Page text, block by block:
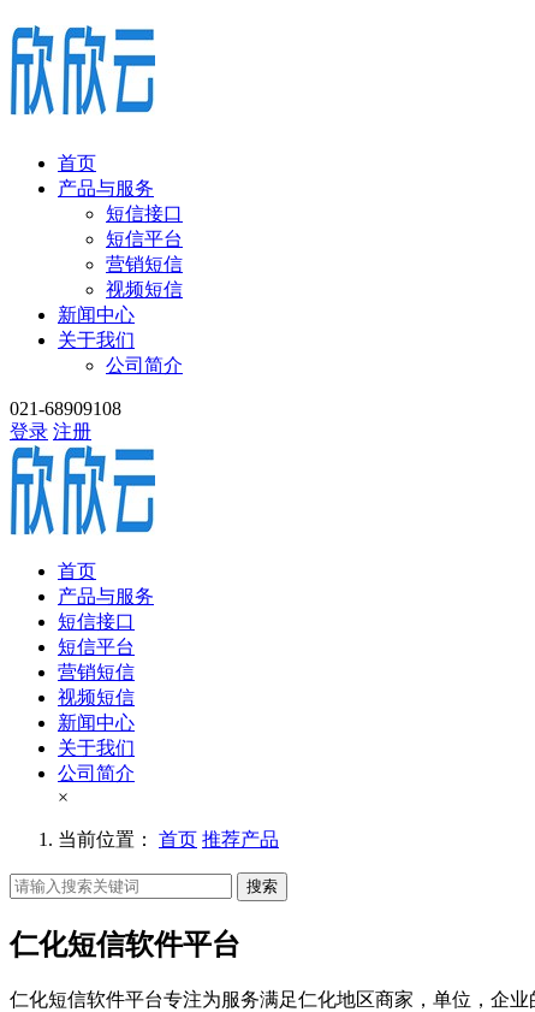
首页
产品与服务
短信接口
短信平台
营销短信
视频短信
新闻中心
关于我们
公司简介
021-68909108
登录 注册
首页
产品与服务
短信接口
短信平台
营销短信
视频短信
新闻中心
关于我们
公司简介
×
当前位置： 首页 推荐产品
搜索
仁化短信软件平台
仁化短信软件平台专注为服务满足仁化地区商家，单位，企